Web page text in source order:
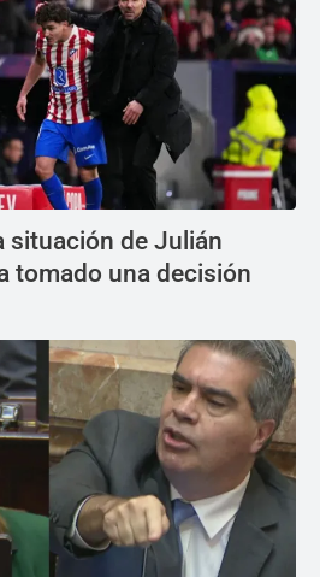
situación de Julián
tomado una decisión